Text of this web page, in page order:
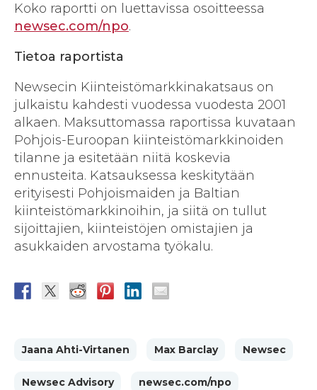
Koko raportti on luettavissa osoitteessa
newsec.com/npo.
Tietoa raportista
Newsecin Kiinteistömarkkinakatsaus on
julkaistu kahdesti vuodessa vuodesta 2001
alkaen. Maksuttomassa raportissa kuvataan
Pohjois-Euroopan kiinteistömarkkinoiden
tilanne ja esitetään niitä koskevia
ennusteita. Katsauksessa keskitytään
erityisesti Pohjoismaiden ja Baltian
kiinteistömarkkinoihin, ja siitä on tullut
sijoittajien, kiinteistöjen omistajien ja
asukkaiden arvostama työkalu.
Jaana Ahti-Virtanen Max Barclay Newsec
Newsec Advisory newsec.com/npo